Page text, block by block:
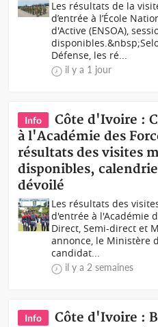
Les résultats de la
d’entrée à l’École
d'Active (ENSOA),
Défense, les ré...
il y a 1 jour
Info
Côte d'Ivoire :
à l'Académie des
résultats des visites
disponibles,
dévoilé
Les résultats des
d'entrée à l'Académie
Direct, Semi-direct et
annonce, le Ministère
candidat...
il y a 2 semaines
Info
Côte d'Ivoire :